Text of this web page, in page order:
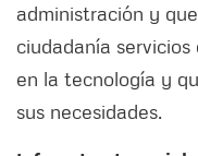
administración y
ciudadanía
en la tecnología y
sus necesidades.